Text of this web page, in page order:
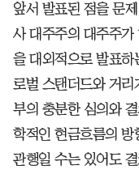
앞서 발표된 점을 문
사 대주주의 대주주가
을 대외적으로 발표하
로벌 스탠더드와 거
부의 충분한 심의와
학적인 현금흐름의 방
관행일 수는 있어도